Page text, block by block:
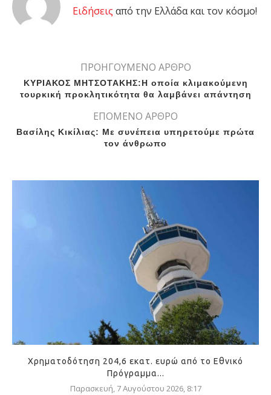
Eιδήσεις από την Ελλάδα και τον κόσμο!
ΠΡΟΗΓΟΥΜΕΝΟ ΑΡΘΡΟ
ΚΥΡΙΑΚΟΣ ΜΗΤΣΟΤΑΚΗΣ:Η οποία κλιμακούμενη
τουρκική προκλητικότητα θα λαμβάνει απάντηση
ΕΠΟΜΕΝΟ ΑΡΘΡΟ
Βασίλης Κικίλιας: Με συνέπεια υπηρετούμε πρώτα
τον άνθρωπο
Χρηματοδότηση 204,6 εκατ. ευρώ από το Εθνικό
Πρόγραμμα...
Παρασκευή, 7 Αυγούστου 2026, 8:17